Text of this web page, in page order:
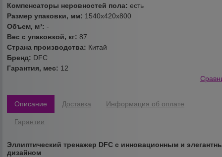
Компенсаторы неровностей пола:есть
Размер упаковки, мм: 1540х420х800
Объем, м³:-
Вес с упаковкой, кг:87
Страна производства: Китай
Бренд: DFC
Гарантия, мес: 12
Описание Доставка Информация об оплате
Гарантии
Эллиптический тренажер DFC с инновационным и
дизайном